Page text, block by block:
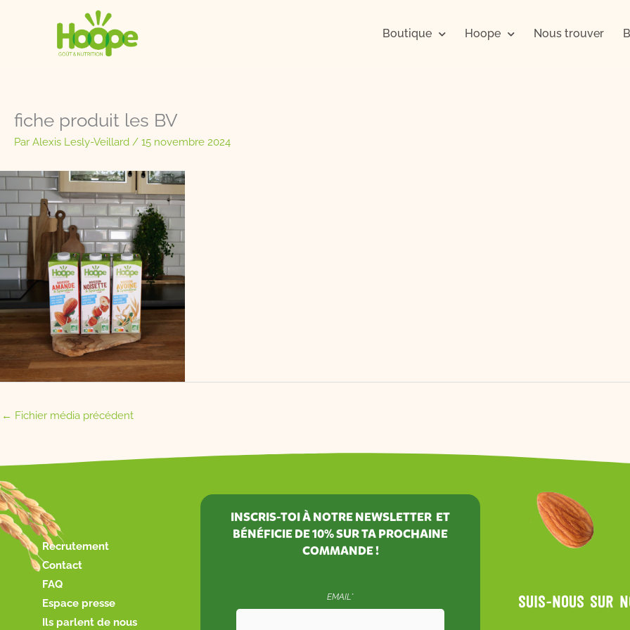
Boutique Hoope Nous trouver
fiche produit les BV
Par Alexis Lesly-Veillard / 15 novembre 2024
← Fichier média précédent
Recrutement
Contact
FAQ
Espace presse
Ils parlent de nous
INSCRIS-TOI À NOTRE NEWSLETTER ET
BÉNÉFICIE DE10%SUR TA PROCHAINE
COMMANDE !
EMAIL* Suis-nous sur